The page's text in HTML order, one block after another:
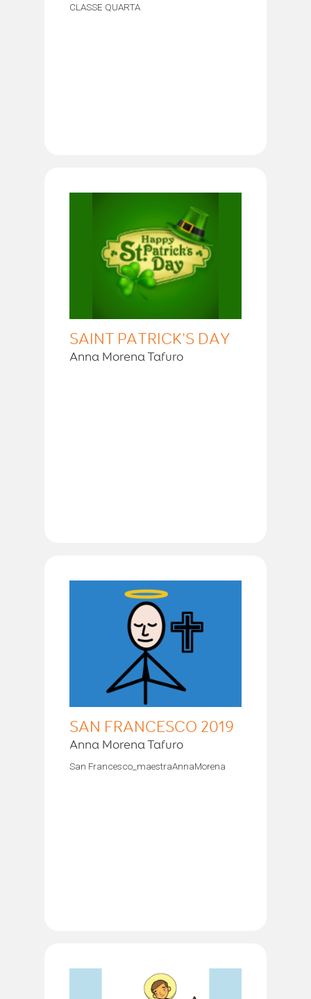
CLASSE QUARTA
SAINT PATRICK'S DAY
Anna Morena Tafuro
SAN FRANCESCO 2019
Anna Morena Tafuro
San Francesco_maestraAnnaMorena